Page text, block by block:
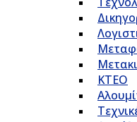
ΚΤΕΟ